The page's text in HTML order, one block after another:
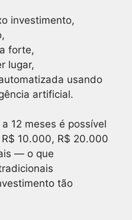
investimento,
forte,
lugar,
usando
artificial.
12 meses é possível
10.000, R$ 20.000
— o que
tão